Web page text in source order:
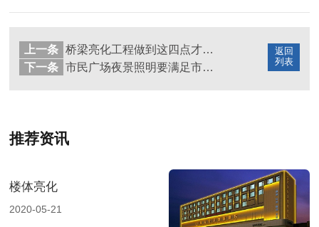
返回
列表
上一条
桥梁亮化工程做到这四点才能达到交付标准
下一条
市民广场夜景照明要满足市民夜间活动需求
推荐资讯
楼体亮化
2020-05-21